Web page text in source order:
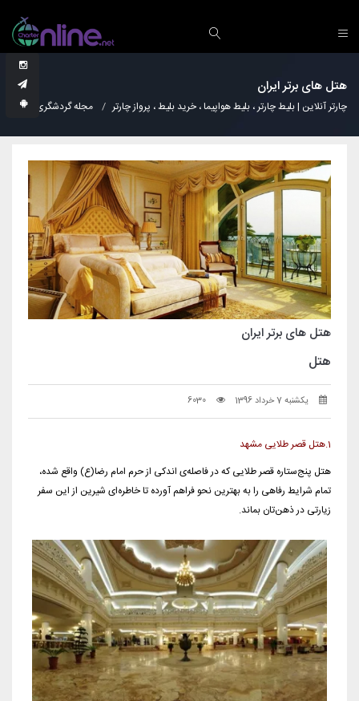
هتل های برتر ایران
چارتر آنلاین | بلیط چارتر ، بلیط هواپیما ، خرید بلیط ، پرواز چارتر مجله گردشگری
هتل های برتر ایران
هتل
یکشنبه 7 خرداد 1396 6030
1.هتل قصر طلایی مشهد
هتل پنج‌ستاره قصر طلایی که در فاصله‌ی اندکی از حرم امام رضا(ع) واقع شده،
تمام شرایط رفاهی را به بهترین نحو فراهم آورده تا خاطره‌ای شیرین از این سفر
زیارتی در ذهن‌تان بماند.